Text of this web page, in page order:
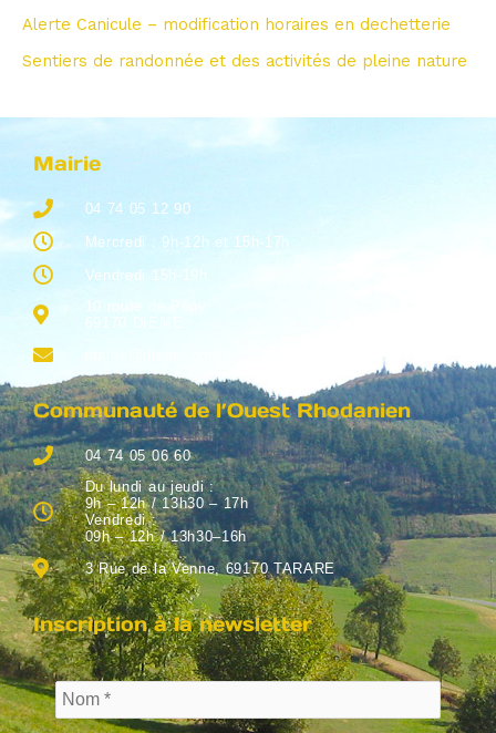
Alerte Canicule – modification horaires en dechetterie
Sentiers de randonnée et des activités de pleine nature
Mairie
04 74 05 12 90
Mercredi : 9h-12h et 15h-17h
Vendredi 15h-19h
10 route de Pépy
69170 DIEME
Communauté de l’Ouest Rhodanien
04 74 05 06 60
Du lundi au jeudi :
9h – 12h / 13h30 – 17h
Vendredi :
09h – 12h / 13h30–16h
3 Rue de la Venne, 69170 TARARE
Inscription à la newsletter